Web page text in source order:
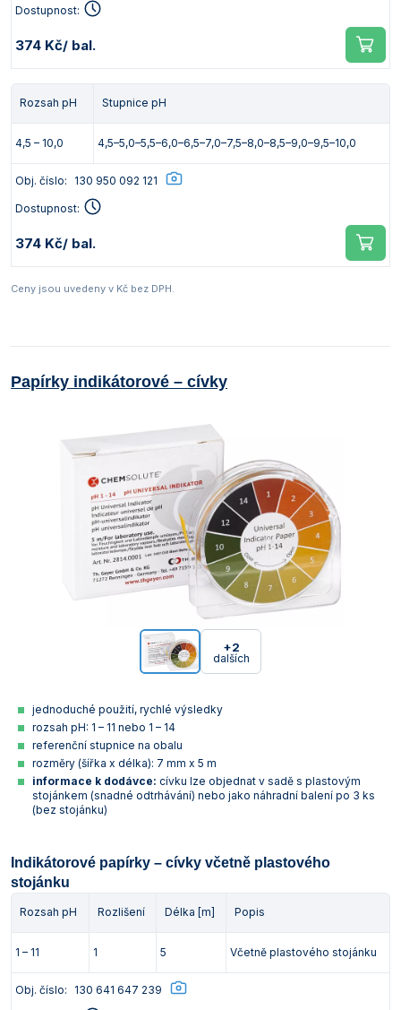
Dostupnost:
374 Kč/ bal.
Rozsah pH Stupnice pH
4,5 – 10,0 4,5–5,0–5,5–6,0–6,5–7,0–7,5–8,0–8,5–9,0–9,5–10,0
Obj. číslo: 130 950 092 121
Dostupnost:
374 Kč/ bal.
Ceny jsou uvedeny v Kč bez DPH.
Papírky indikátorové – cívky
+2
dalších
jednoduché použití, rychlé výsledky
rozsah pH: 1 – 11 nebo 1 – 14
referenční stupnice na obalu
rozměry (šířka x délka): 7 mm x 5 m
informace k dodávce: cívku lze objednat v sadě s plastovým
stojánkem (snadné odtrhávání) nebo jako náhradní balení po 3 ks
(bez stojánku)
Indikátorové papírky – cívky včetně plastového
stojánku
Rozsah pH Rozlišení Délka [m] Popis
1 – 11 1 5 Včetně plastového stojánku
Obj. číslo: 130 641 647 239